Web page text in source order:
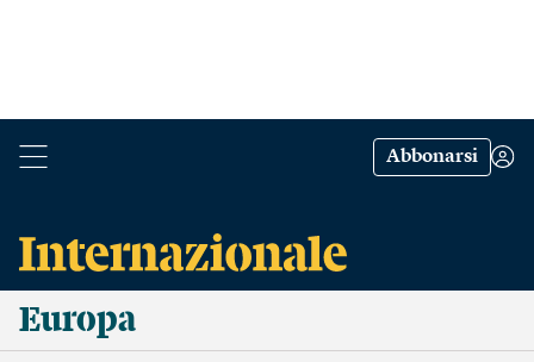
Abbonarsi
Europa